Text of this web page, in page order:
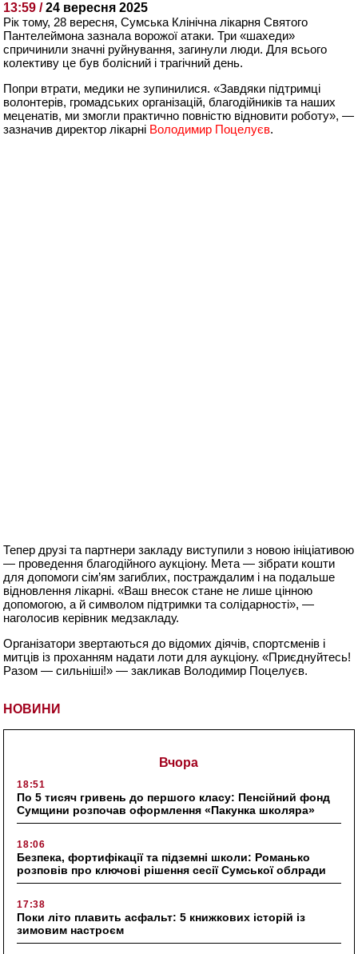
НОВИНИ
Вчора
18:51
По 5 тисяч гривень до першого класу: Пенсійний фонд
Сумщини розпочав оформлення «Пакунка школяра»
18:06
Безпека, фортифікації та підземні школи: Романько
розповів про ключові рішення сесії Сумської облради
17:38
Поки літо плавить асфальт: 5 книжкових історій із
зимовим настроєм
13:59 /24 вересня 2025
Рік тому, 28 вересня, Сумська Клінічна лікарня Святого
Пантелеймона зазнала ворожої атаки. Три «шахеди»
спричинили значні руйнування, загинули люди. Для всього
колективу це був болісний і трагічний день.
Попри втрати, медики не зупинилися. «Завдяки підтримці
волонтерів, громадських організацій, благодійників та наших
меценатів, ми змогли практично повністю відновити роботу», —
зазначив директор лікарні Володимир Поцелуєв.
Тепер друзі та партнери закладу виступили з новою ініціативою
— проведення благодійного аукціону. Мета — зібрати кошти
для допомоги сім’ям загиблих, постраждалим і на подальше
відновлення лікарні. «Ваш внесок стане не лише цінною
допомогою, а й символом підтримки та солідарності», —
наголосив керівник медзакладу.
Організатори звертаються до відомих діячів, спортсменів і
митців із проханням надати лоти для аукціону. «Приєднуйтесь!
Разом — сильніші!» — закликав Володимир Поцелуєв.